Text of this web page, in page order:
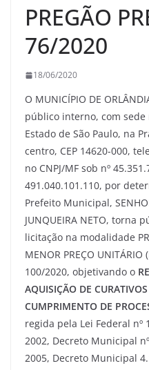
PREGÃO
76/2020
18/06/2020
O MUNICÍPIO DE
público interno, com
Estado de São Paulo, na
centro, CEP 14620-000,
no CNPJ/MF sob nº
491.040.101.110, por
Prefeito Municipal,
JUNQUEIRA NETO, torna
licitação na modalidade
MENOR PREÇO UNITÁRIO
100/2020, objetivando o
AQUISIÇÃO DE
CUMPRIMENTO DE
regida pela Lei Federal nº
2002, Decreto Municipal
2005, Decreto Municipal